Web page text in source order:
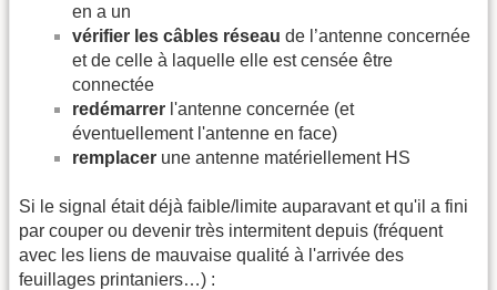
en a un
vérifier les câbles réseau de l’antenne concernée
et de celle à laquelle elle est censée être
connectée
redémarrer l'antenne concernée (et
éventuellement l'antenne en face)
remplacer une antenne matériellement HS
Si le signal était déjà faible/limite auparavant et qu'il a fini
par couper ou devenir très intermitent depuis (fréquent
avec les liens de mauvaise qualité à l'arrivée des
feuillages printaniers…) :